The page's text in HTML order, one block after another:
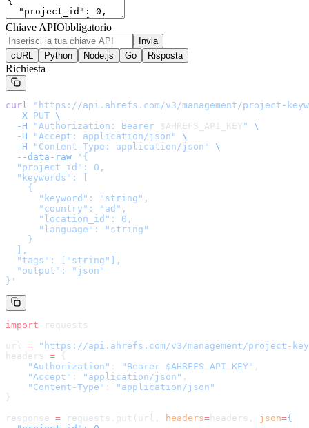
Chiave APIObbligatorio
Invia
cURL
Python Node.js Go Risposta
Richiesta
curl " https://api.ahrefs.com/v3/management/project-
  -X
PUT \
  -H
"Authorization: Bearer $AHREFS_API_KEY "
\
  -H
"Accept: application/json"
\
  -H
"Content-Type: application/json"
\
  --data-raw
' {
  "project_id": 0,
  "keywords": [
    {
      "keyword": "string",
      "country": "ad",
      "location_id": 0,
      "language": "string"
    }
  ],
  "tags": ["string"],
  "output": "json"
} '
import requests
url = " https://api.ahrefs.com/v3/management/project-
headers = {
    "Authorization"
: "Bearer $AHREFS_API_KEY" ,
    "Accept"
: "application/json" ,
    "Content-Type"
:
"application/json"
}
response = requests.put(url, headers= headers , json={